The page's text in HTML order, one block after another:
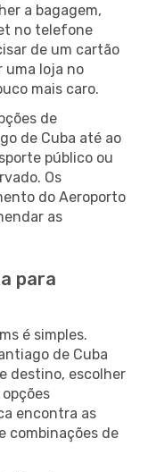
a bagagem,
no telefone
de um cartão
uma loja no
mais caro.
de
de Cuba até ao
público ou
Os
do Aeroporto
as
para
é simples.
de Cuba
destino, escolher
encontra as
combinações de